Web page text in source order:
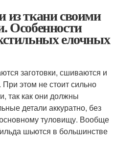
ткани своими
Особенности
елочных
заготовки, сшиваются и
этом не стоит сильно
так как они должны
детали аккуратно, без
туловищу. Вообще
шьются в большинстве